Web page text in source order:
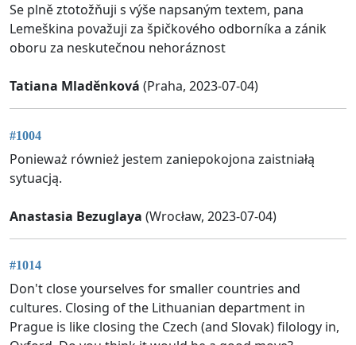
Se plně ztotožňuji s výše napsaným textem, pana
Lemeškina považuji za špičkového odborníka a zánik
oboru za neskutečnou nehoráznost
Tatiana Mladěnková (Praha, 2023-07-04)
#1004
Ponieważ również jestem zaniepokojona zaistniałą
sytuacją.
Anastasia Bezuglaya (Wrocław, 2023-07-04)
#1014
Don't close yourselves for smaller countries and
cultures. Closing of the Lithuanian department in
Prague is like closing the Czech (and Slovak) filology in,